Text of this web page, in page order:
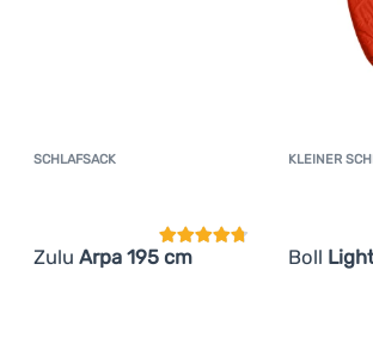
SCHLAFSACK
Zulu Arpa 195 cm
KundenbewertungKLEINER
Boll